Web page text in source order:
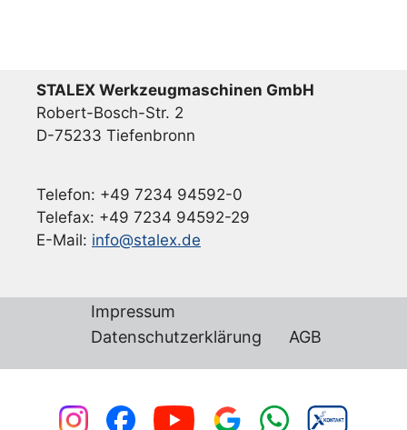
STALEX Werkzeugmaschinen GmbH
Robert-Bosch-Str. 2
D-75233 Tiefenbronn
Telefon: +49 7234 94592-0
Telefax: +49 7234 94592-29
E-Mail: info@stalex.de
Impressum
Datenschutzerklärung
AGB